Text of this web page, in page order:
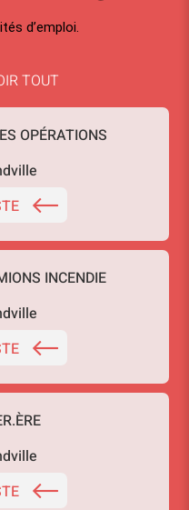
d’emploi.
TOUT
OPÉRATIONS
INCENDIE